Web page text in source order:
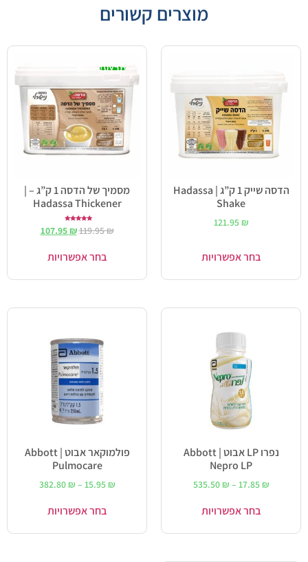
מוצרים קשורים
הדסה שייק 1 ק”ג | Hadassa
Shake
121.95 ₪
בחר אפשרויות
מבצע!
מסמיך של הדסה 1 ק”ג – |
Hadassa Thickener
5.00
מתוך 5
119.95₪
107.95₪
בחר אפשרויות
נפרו LP אבוט | Abbott
Nepro LP
17.85 ₪
–
535.50 ₪
בחר אפשרויות
פולמוקאר אבוט | Abbott
Pulmocare
15.95 ₪
–
382.80 ₪
בחר אפשרויות